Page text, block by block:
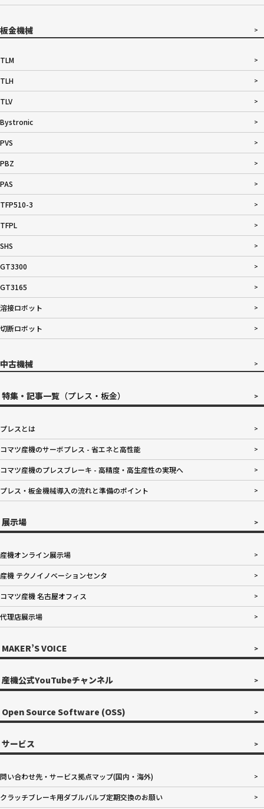
板金機械
TLM
TLH
TLV
Bystronic
PVS
PBZ
PAS
TFP510-3
TFPL
SHS
GT3300
GT3165
溶接ロボット
切断ロボット
中古機械
特集・記事一覧 （プレス・板金）
プレスとは
コマツ産機のサーボプレス - 省エネと高性能
コマツ産機のプレスブレーキ - 高精度・高生産性の実現へ
プレス・板金機械導入の流れと準備のポイント
展示場
産機オンライン展示場
産機 テクノイノベーションセンタ
コマツ産機 名古屋オフィス
代理店展示場
MAKER’S VOICE
産機公式YouTubeチャンネル
Open Source Software (OSS)
サービス
問い合わせ先・サービス拠点マップ(国内・海外)
クラッチブレーキ用ダブルバルブ定期交換のお願い